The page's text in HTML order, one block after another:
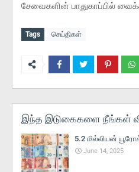
சேவைகளின் பாதுகாப்பில்
Tags செய்திகள்
இந்த இடுகைகளை நீங்கள்
5.2 மில்லியன்
June 14, 2025